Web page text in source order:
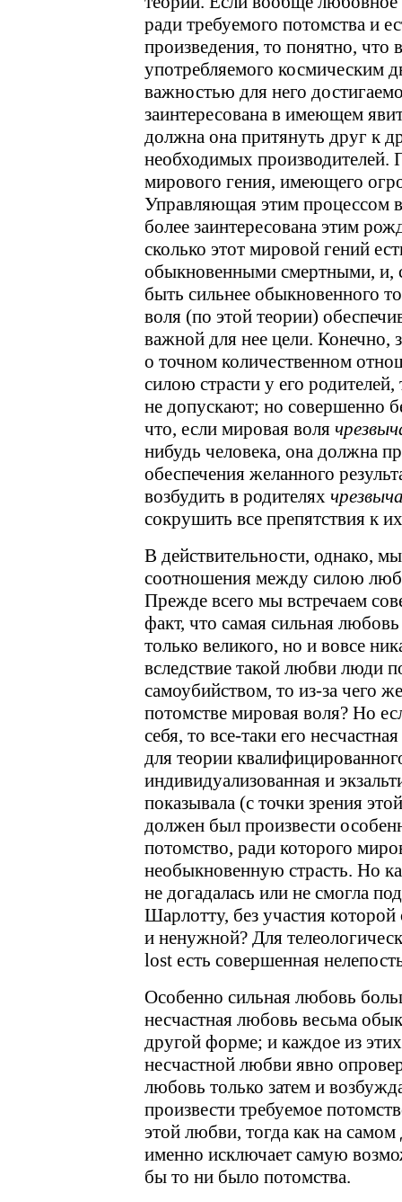
ради требуемого потомства и
произведения, то понятно, что
употребляемого космическим
важностью для него
заинтересована в имеющем
должна она притянуть друг к
необходимых
мирового гения, имеющего
Управляющая этим процессом
более заинтересована этим
сколько этот мировой гений
обыкновенными смертными, и,
быть сильнее обыкновенного
воля (по этой теории)
важной для нее цели. Конечно,
о точном количественном
силою страсти у его
не допускают; но совершенно
что, если мировая воля
нибудь человека, она должна
обеспечения желанного
возбудить в родителях
сокрушить все препятствия к
В действительности, однако,
соотношения между силою
Прежде всего мы встречаем
факт, что самая сильная
только великого, но и вовсе
вследствие такой любви люди
самоубийством, то из-за чего
потомстве мировая воля? Но
себя, то все-таки его
для теории
индивидуализованная и
показывала (с точки зрения
должен был произвести
потомство, ради которого
необыкновенную страсть. Но
не догадалась или не смогла
Шарлотту, без участия
и ненужной? Для
lost есть совершенная
Особенно сильная любовь
несчастная любовь весьма
другой форме; и каждое из
несчастной любви явно
любовь только затем и
произвести требуемое
этой любви, тогда как на
именно исключает самую
бы то ни было потомства.